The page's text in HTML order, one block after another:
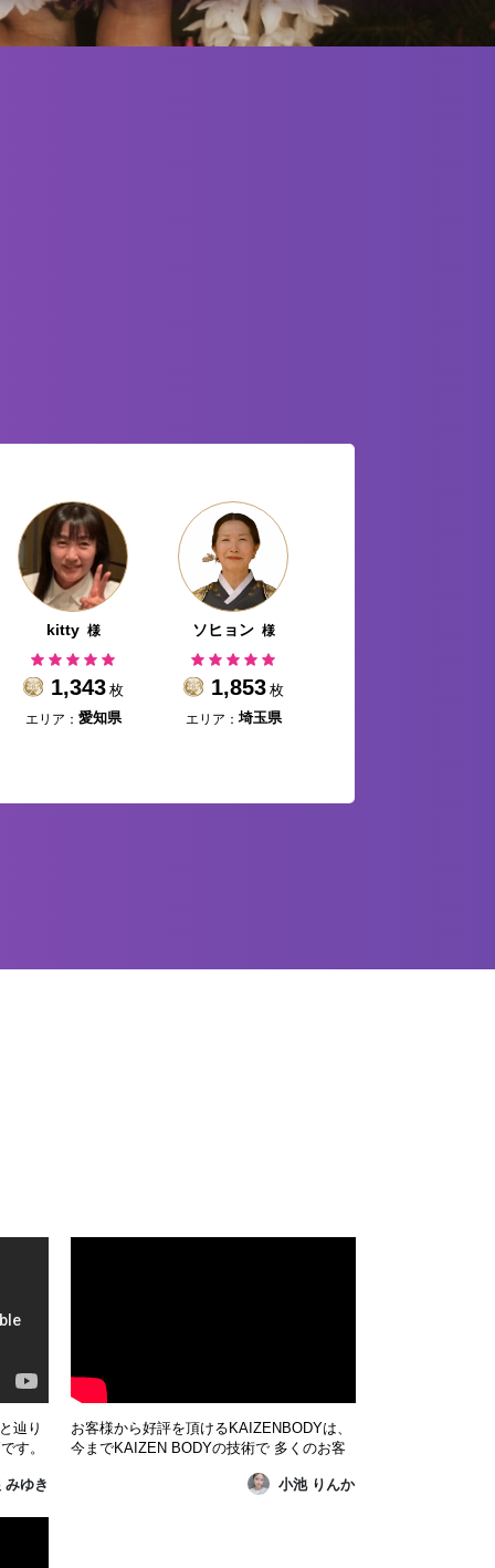
BcoinTown News 2026年7月17日（金）【【中
間発表】朝4時起き現場監督モデルの短期集中
スパルタダイエット！】
月密着講座レポート！＞美容のプロを生み出す
KAIZENBODY講座】
kitty 様
1,343枚
エリア： 愛知県
ソヒョン 様
1,853枚
エリア： 埼玉県
辿り
す。
、結
みゆき
お客様から好評を頂けるKAIZENBODYは、
今までKAIZEN BODYの技術で 多くのお客
ンの悩みを改善されてきています。 体にお
小池 りんか